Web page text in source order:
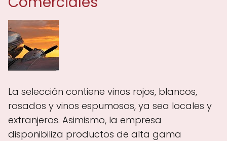
La selección contiene vinos rojos, blancos,
rosados y vinos espumosos, ya sea locales y
extranjeros. Asimismo, la empresa
disponibiliza productos de alta gama